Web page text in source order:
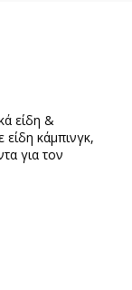
είδη &
κάμπινγκ,
για τον